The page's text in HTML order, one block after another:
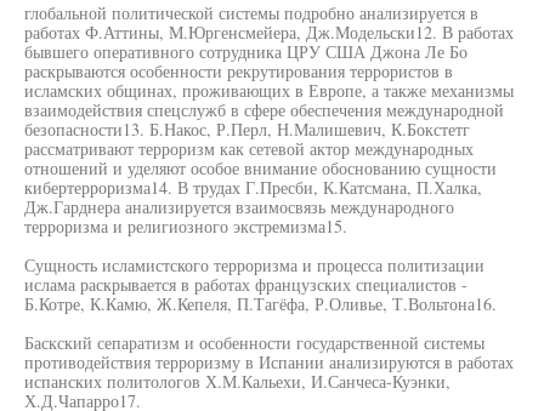
глобальной политической системы подробно анализируется в
работах Ф.Аттины, М.Юргенсмейера, Дж.Модельски12. В работах
бывшего оперативного сотрудника ЦРУ США Джона Ле Бо
раскрываются особенности рекрутирования террористов в
исламских общинах, проживающих в Европе, а также механизмы
взаимодействия спецслужб в сфере обеспечения международной
безопасности13. Б.Накос, Р.Перл, Н.Малишевич, К.Бокстетг
рассматривают терроризм как сетевой актор международных
отношений и уделяют особое внимание обоснованию сущности
кибертерроризма14. В трудах Г.Пресби, К.Катсмана, П.Халка,
Дж.Гарднера анализируется взаимосвязь международного
терроризма и религиозного экстремизма15.
Сущность исламистского терроризма и процесса политизации
ислама раскрывается в работах французских специалистов -
Б.Котре, К.Камю, Ж.Кепеля, П.Тагёфа, Р.Оливье, Т.Вольтона16.
Баскский сепаратизм и особенности государственной системы
противодействия терроризму в Испании анализируются в работах
испанских политологов Х.М.Кальехи, И.Санчеса-Куэнки,
Х.Д.Чапарро17.